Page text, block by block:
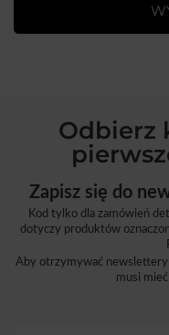
Odbierz
Zapisz się do
Kod tylko dla zamówień
dotyczy produktów
Aby otrzymywać newslettery
musi